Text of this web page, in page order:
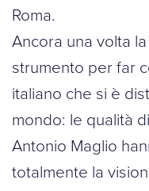
Roma.
Ancora una volta
strumento per far
italiano che si è
mondo: le qualità
Antonio Maglio
totalmente la